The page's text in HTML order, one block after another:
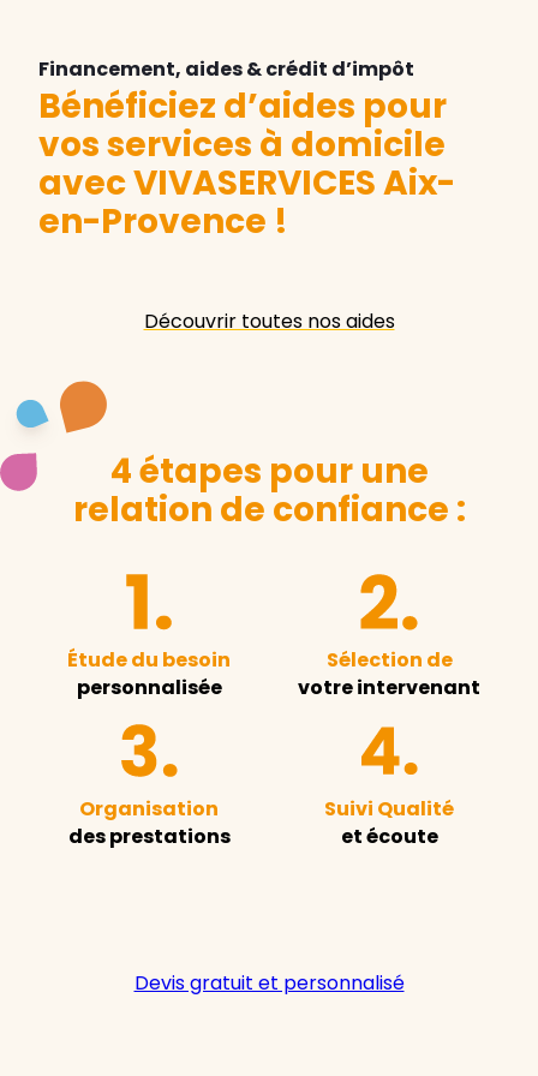
Financement, aides & crédit d’impôt
Bénéficiez d’aides pour
vos services à domicile
avec VIVASERVICES Aix-
en-Provence !
Découvrir toutes nos aides
4 étapes pour une
relation de confiance :
Étude du besoin
personnalisée
Sélection de
votre intervenant
Organisation
des prestations
Suivi Qualité
et écoute
Devis gratuit et personnalisé